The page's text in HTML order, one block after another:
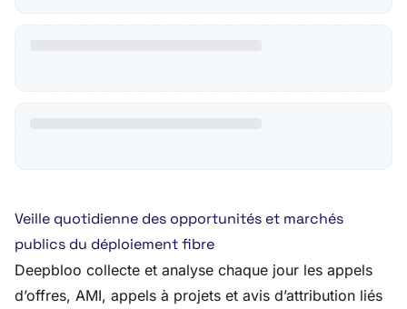
Veille quotidienne des opportunités et marchés
publics du déploiement fibre
Deepbloo collecte et analyse chaque jour les appels
d’offres, AMI, appels à projets et avis d’attribution liés